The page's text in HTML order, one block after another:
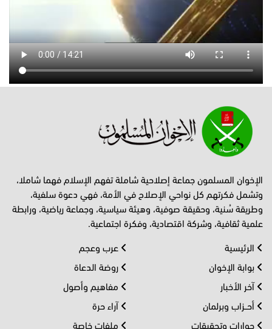
الإخوان المسلمون جماعة إصلاحية شاملة تفهم الإسلام فهما شاملا،
وتشمل فكرتهم كل نواحي الإصلاح في الأمة، فهي دعوة سلفية،
وطريقة سُنية، وحقيقة صوفية، وهيئة سياسية، وجماعة رياضية، ورابطة
علمية ثقافية، وشركة اقتصادية، وفكرة اجتماعية.
الرئيسية
بوابة الإخوان
آخر الأخبار
أحــزاب وبرلمان
حوارات وتحقيقات
عرب وعجم
روضة الدعاة
مفاهيم وأصول
آراء حرة
ملفات خاصة